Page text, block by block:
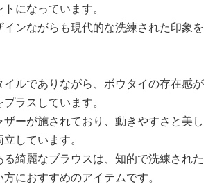
になっています。
インながらも現代的な洗練された印象を
ルでありながら、ボウタイの存在感が
ラスしています。
ーが施されており、動きやすさと美し
しています。
る綺麗なブラウスは、知的で洗練された
におすすめのアイテムです。